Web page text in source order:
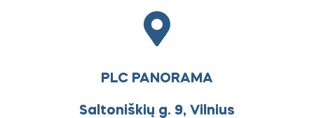
PLC PANORAMA
Saltoniškių g. 9, Vilnius